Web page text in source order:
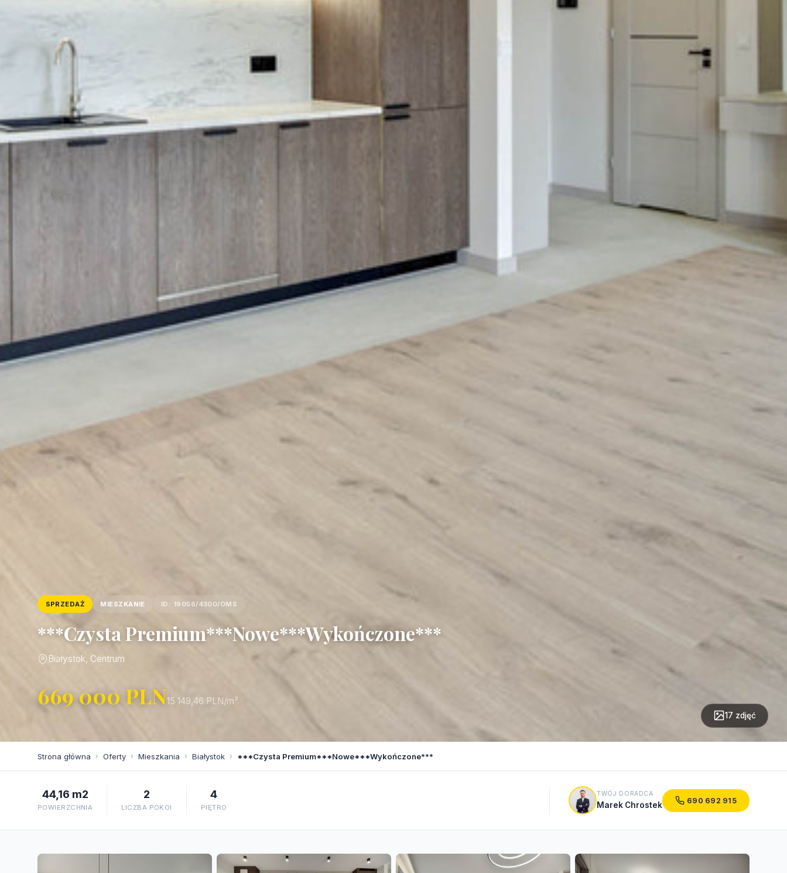
SPRZEDAŻ MIESZKANIE ID: 19056/4300/OMS
***Czysta Premium***Nowe***Wykończone***
Białystok, Centrum
669 000 PLN15 149,46 PLN/m²
17 zdjęć
Strona główna › Oferty › Mieszkania › Białystok › ***Czysta Premium***Nowe***Wykończone***
44,16 m2
POWIERZCHNIA
2
LICZBA POKOI
4
PIĘTRO
TWÓJ DORADCA
Marek Chrostek 690 692 915